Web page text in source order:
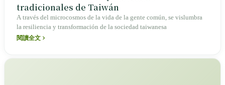
tradicionales de Taiwán
A través del microcosmos de la vida de la gente común, se vislumbra
la resiliencia y transformación de la sociedad taiwanesa
閱讀全文